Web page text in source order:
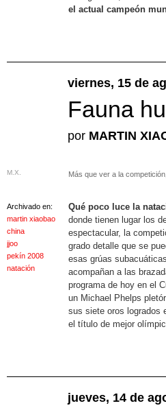
el actual campeón
viernes, 15 de
Fauna
por MARTIN
M.X. Más que ver a la
Archivado en:
martin xiaobao
china
jjoo
pekín 2008
natación
Qué poco luce la
donde tienen lugar los
espectacular, la
grado detalle que se
esas grúas
acompañan a las
programa de hoy en el
un Michael Phelps
sus siete oros logrados
el título de mejor
jueves, 14 de